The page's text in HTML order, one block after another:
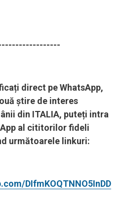
direct pe WhatsApp,
știre de interes
din ITALIA, puteți intra
al cititorilor fideli
următoarele linkuri:
DIfmKOQTNNO5InDD